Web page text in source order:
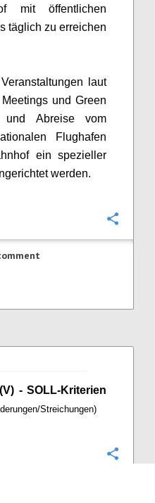
mit öffentlichen
täglich zu erreichen
laut
Meetings und Green
Abreise vom
Flughafen
ein spezieller
werden.
- SOLL-Kriterien
Streichungen)